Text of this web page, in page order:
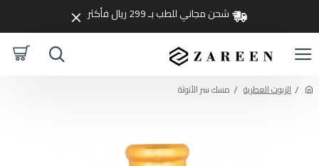
شحن مجاني للطب بـ 299 ريال فأكثر
الزيوت العطرية مسك سر الأنوثة